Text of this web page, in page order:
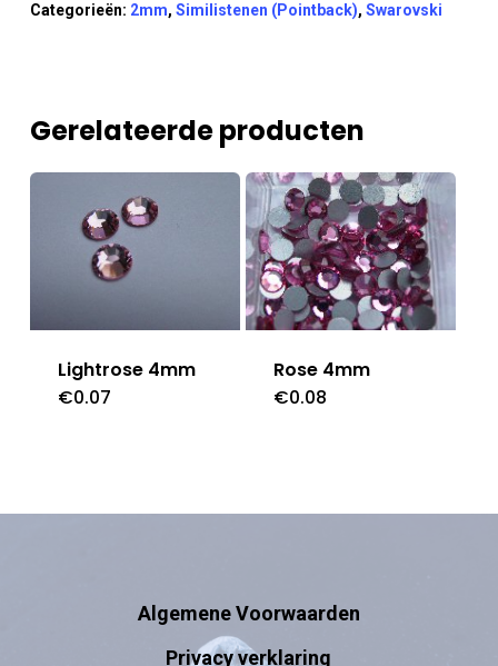
Categorieën: 2mm, Similistenen (Pointback), Swarovski
Gerelateerde producten
Lightrose 4mm
€0.07
Rose 4mm
€0.08
Algemene Voorwaarden
Privacy verklaring